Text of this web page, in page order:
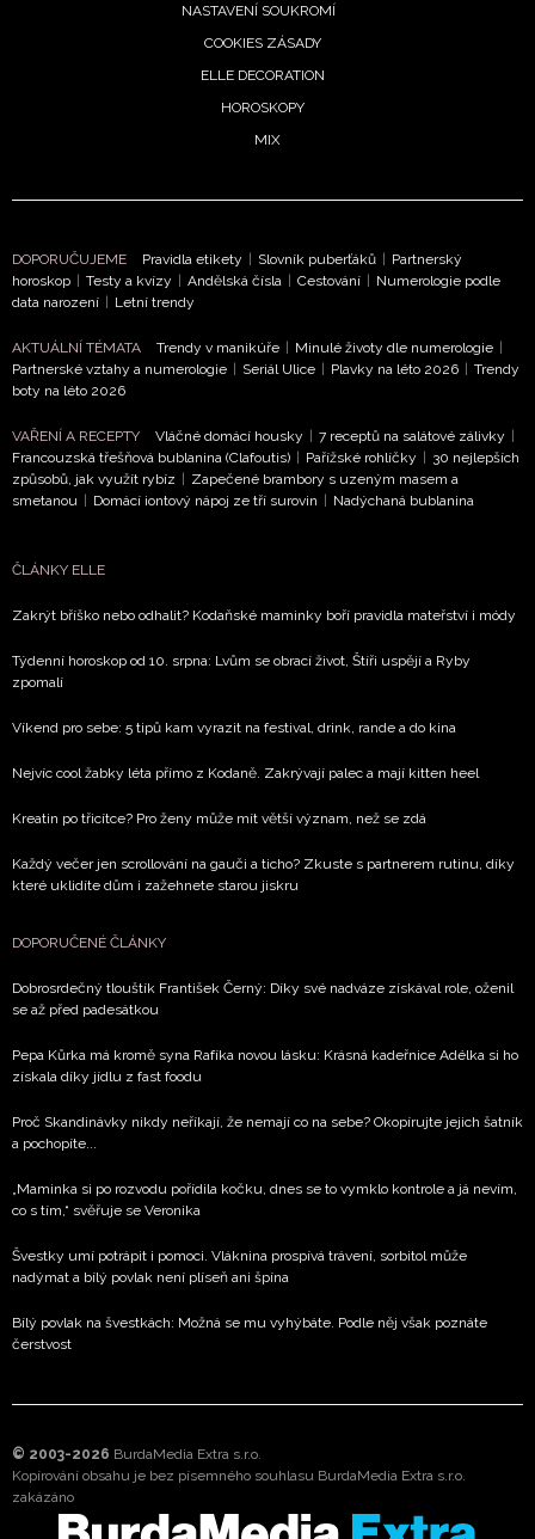
NEWSLETTER
ODESLAT
Přihlášením k newsletteru souhlasíte s
podmínkami společnosti BurdaMedia Extra s.r.o.a
potvrzujete, že jste se seznámili seZásadami
ochrany soukromí- BurdaMedia Extra s.r.o. bude s
informace od našich partnerů? Pokud souhlasíte se
soukromí BurdaMedia Extra s.r.o., zaškrtněte toto pole.
NASTAVENÍ SOUKROMÍ
COOKIES ZÁSADY
ELLE DECORATION
HOROSKOPY
MIX
DOPORUČUJEME Pravidla etikety Slovník puberťáků
Partnerský
horoskop
Testy a kvízy Andělská čísla Cestování
Numerologie podle
data narození
Letní trendy
AKTUÁLNÍ TÉMATA Trendy v manikúře Minulé životy dle numerologie
Partnerské vztahy a numerologie
Seriál Ulice Plavky na léto 2026
Trendy
boty na léto 2026
VAŘENÍ A RECEPTY Vláčné domácí housky 7 receptů na salátové zálivky
Francouzská třešňová bublanina (Clafoutis)
Pařížské rohlíčky
30 nejlepších
způsobů, jak využít rybíz
Zapečené brambory s uzeným masem a
smetanou
Domácí iontový nápoj ze tří surovin Nadýchaná bublanina
ČLÁNKY ELLE
Zakrýt bříško nebo odhalit? Kodaňské maminky boří pravidla mateřství i módy
Týdenní horoskop od 10. srpna: Lvům se obrací život, Štíři uspějí a Ryby
zpomalí
Víkend pro sebe: 5 tipů kam vyrazit na festival, drink, rande a do kina
Nejvíc cool žabky léta přímo z Kodaně. Zakrývají palec a mají kitten heel
Kreatin po třicítce? Pro ženy může mít větší význam, než se zdá
Každý večer jen scrollování na gauči a ticho? Zkuste s partnerem rutinu, díky
které uklidíte dům i zažehnete starou jiskru
DOPORUČENÉ ČLÁNKY
Dobrosrdečný tlouštík František Černý: Díky své nadváze získával role, oženil
se až před padesátkou
Pepa Kůrka má kromě syna Rafíka novou lásku: Krásná kadeřnice Adélka si ho
získala díky jídlu z fast foodu
Proč Skandinávky nikdy neříkají, že nemají co na sebe? Okopírujte jejich šatník
a pochopíte...
„Maminka si po rozvodu pořídila kočku, dnes se to vymklo kontrole a já nevím,
co s tím,“ svěřuje se Veronika
Švestky umí potrápit i pomoci. Vláknina prospívá trávení, sorbitol může
nadýmat a bílý povlak není plíseň ani špína
Bílý povlak na švestkách: Možná se mu vyhýbáte. Podle něj však poznáte
čerstvost
© 2003-2026 BurdaMedia Extra s.r.o.
Kopírování obsahu je bez písemného souhlasu BurdaMedia Extra s.r.o.
zakázáno